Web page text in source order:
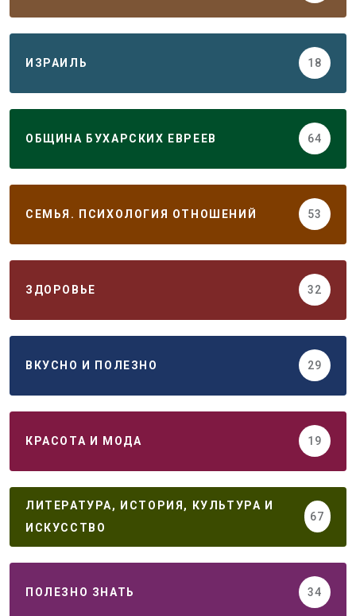
ИЗРАИЛЬ 18
ОБЩИНА БУХАРСКИХ ЕВРЕЕВ 64
СЕМЬЯ. ПСИХОЛОГИЯ ОТНОШЕНИЙ 53
ЗДОРОВЬЕ 32
ВКУСНО И ПОЛЕЗНО 29
КРАСОТА И МОДА 19
ЛИТЕРАТУРА, ИСТОРИЯ, КУЛЬТУРА И
ИСКУССТВО
67
ПОЛЕЗНО ЗНАТЬ 34